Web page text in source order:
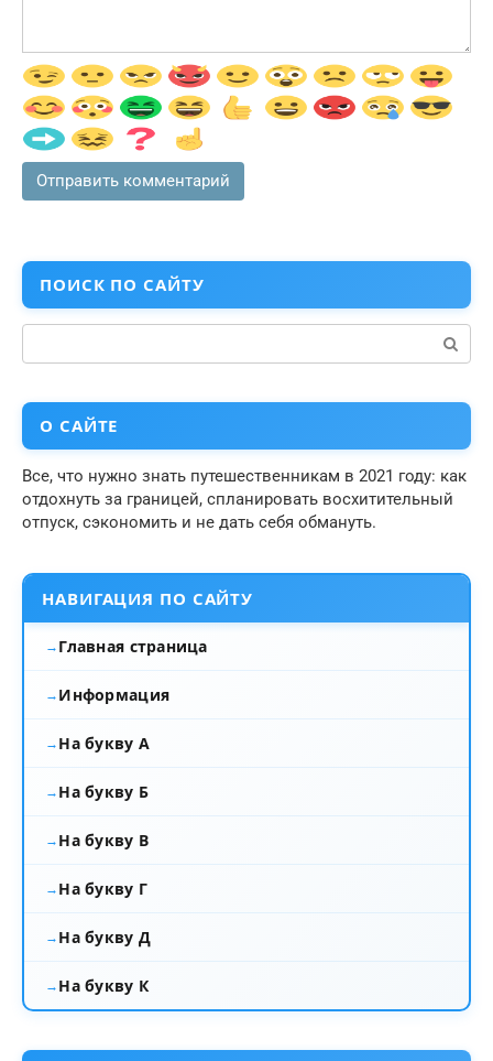
ПОИСК ПО САЙТУ
О САЙТЕ
Все, что нужно знать путешественникам в 2021 году: как
отдохнуть за границей, спланировать восхитительный
отпуск, сэкономить и не дать себя обмануть.
НАВИГАЦИЯ ПО САЙТУ
Главная страница
Информация
На букву А
На букву Б
На букву В
На букву Г
На букву Д
На букву К